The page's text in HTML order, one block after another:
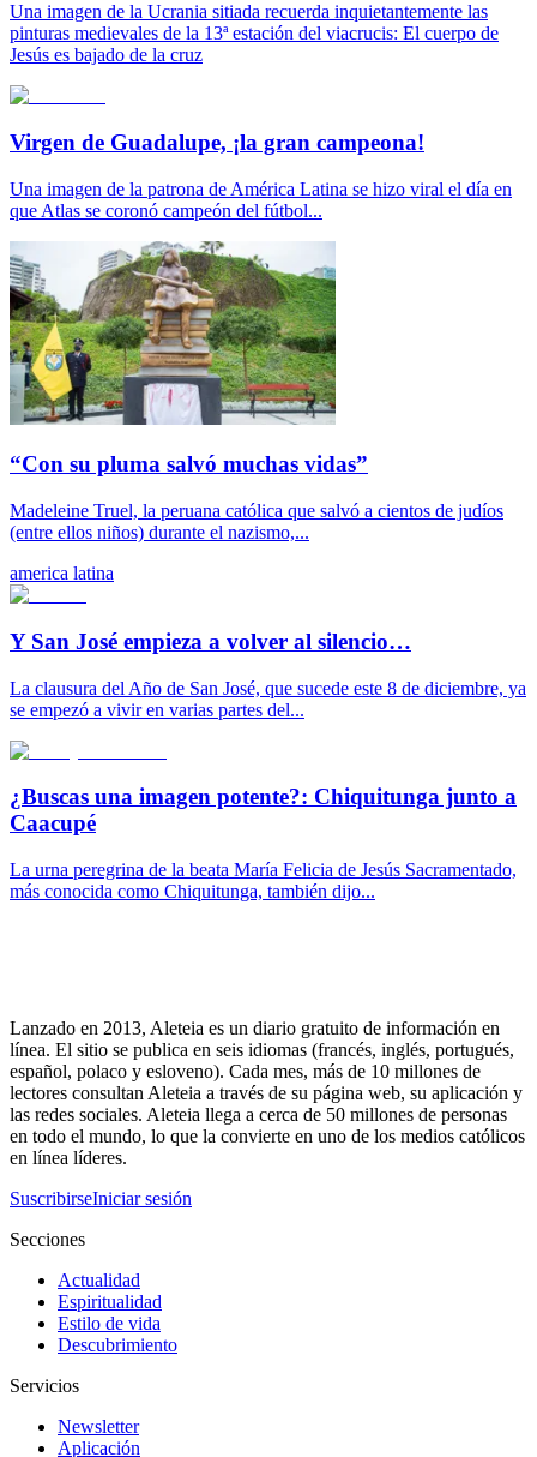
Una imagen de la Ucrania sitiada recuerda inquietantemente las
pinturas medievales de la 13ª estación del viacrucis: El cuerpo de
Jesús es bajado de la cruz
Virgen de Guadalupe, ¡la gran campeona!
Una imagen de la patrona de América Latina se hizo viral el día en
que Atlas se coronó campeón del fútbol...
“Con su pluma salvó muchas vidas”
Madeleine Truel, la peruana católica que salvó a cientos de judíos
(entre ellos niños) durante el nazismo,...
america latina
Y San José empieza a volver al silencio…
La clausura del Año de San José, que sucede este 8 de diciembre, ya
se empezó a vivir en varias partes del...
¿Buscas una imagen potente?: Chiquitunga junto a
Caacupé
La urna peregrina de la beata María Felicia de Jesús Sacramentado,
más conocida como Chiquitunga, también dijo...
Lanzado en 2013, Aleteia es un diario gratuito de información en
línea. El sitio se publica en seis idiomas (francés, inglés, portugués,
español, polaco y esloveno). Cada mes, más de 10 millones de
lectores consultan Aleteia a través de su página web, su aplicación y
las redes sociales. Aleteia llega a cerca de 50 millones de personas
en todo el mundo, lo que la convierte en uno de los medios católicos
en línea líderes.
SuscribirseIniciar sesión
Secciones
Actualidad
Espiritualidad
Estilo de vida
Descubrimiento
Servicios
Newsletter
Aplicación